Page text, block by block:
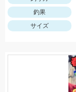
釣果
サイズ